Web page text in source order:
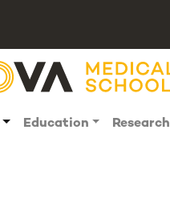
Education